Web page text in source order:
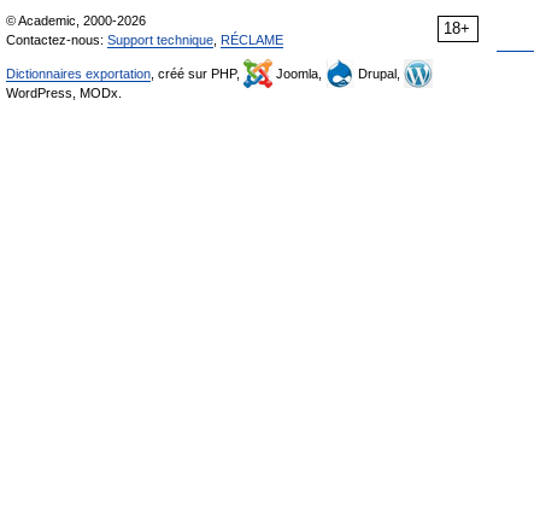
18+
© Academic, 2000-2026
Contactez-nous: Support technique RÉCLAME
Dictionnaires exportation , créé sur PHP, Joomla,
Drupal,
WordPress, MODx.